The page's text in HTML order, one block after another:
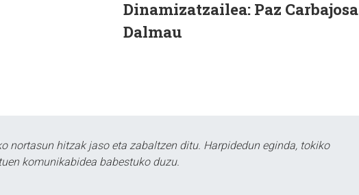
Dinamizatzailea: Paz Carbajosa
Dalmau
nortasun hitzak jaso eta zabaltzen ditu. Harpidedun eginda, tokiko
komunikabidea babestuko duzu.